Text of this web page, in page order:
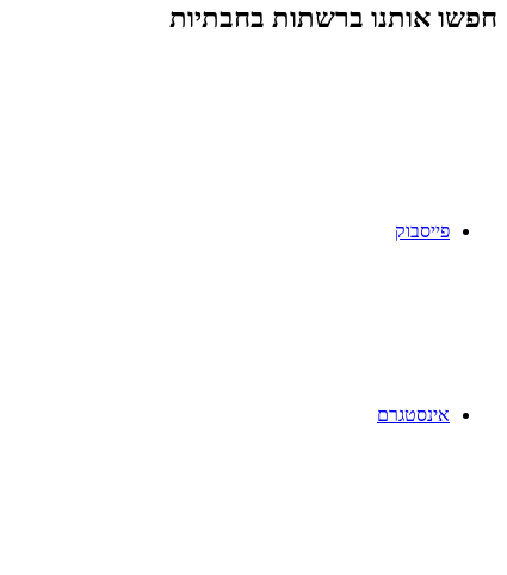
חפשו אותנו ברשתות בחבתיות
פייסבוק
אינסטגרם